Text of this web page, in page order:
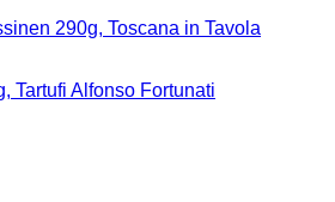
290g, Toscana in Tavola